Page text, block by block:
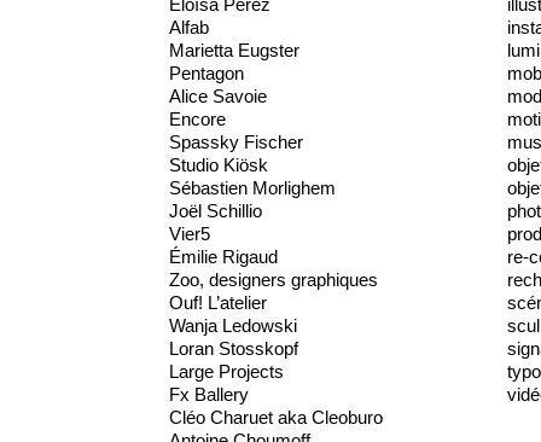
Éloïsa Pérez
Alfab
Marietta Eugster
Pentagon
Alice Savoie
Encore
Spassky Fischer
Studio Kiösk
Sébastien Morlighem
Joël Schillio
Vier5
Émilie Rigaud
Zoo, designers graphiques
Ouf! L’atelier
Wanja Ledowski
Loran Stosskopf
Large Projects
Fx Ballery
Cléo Charuet aka Cleoburo
re-